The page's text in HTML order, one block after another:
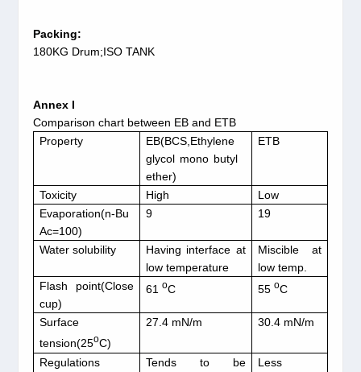
Packing:
180KG Drum;ISO TANK
Annex I
Comparison chart between EB and ETB
Property
EB(BCS,Ethylene
glycol mono butyl
ether)
ETB
Toxicity High
Low
Evaporation(n-Bu
Ac=100)
9 19
Water solubility
Having interface at
low temperature
Miscible at
low temp.
Flash point(Close
cup)
61 oC 55 oC
Surface
tension(25oC)
27.4 mN/m 30.4 mN/m
Regulations
Tends to be
Less